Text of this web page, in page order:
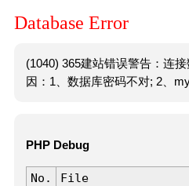
Database Error
(1040) 365建站错误警告：连
因：1、数据库密码不对; 2、
PHP Debug
No. File